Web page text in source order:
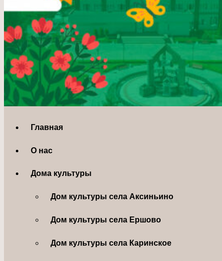
Главная
О нас
Дома культуры
Дом культуры села Аксиньино
Дом культуры села Ершово
Дом культуры села Каринское